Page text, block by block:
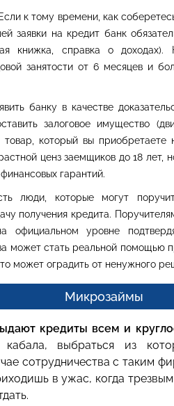
к тому времени, как
заявки на кредит банк
книжка, справка о
занятости от 6 месяцев и
банку в качестве
залоговое имущество
который вы приобретаете
ценз заемщиков до 18 лет,
гарантий.
люди, которые могут
получения кредита.
официальном уровне
может стать реальной помощью
может оградить от ненужного
Микрозаймы
кредиты всем и
выбраться из
сотрудничества с таким
в ужас, когда